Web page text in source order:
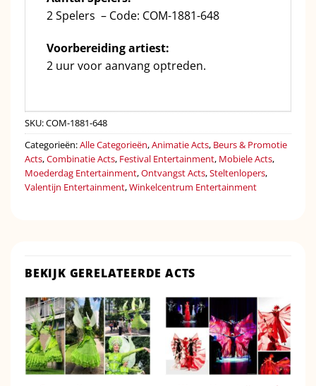
2 Spelers – Code: COM-1881-648
Voorbereiding artiest:
2 uur voor aanvang optreden.
SKU:COM-1881-648
Categorieën:Alle Categorieën,Animatie Acts, Beurs & Promotie
Acts,Combinatie Acts, Festival Entertainment, Mobiele Acts,
Moederdag Entertainment,Ontvangst Acts,Steltenlopers,
Valentijn Entertainment,Winkelcentrum Entertainment
BEKIJK GERELATEERDE ACTS